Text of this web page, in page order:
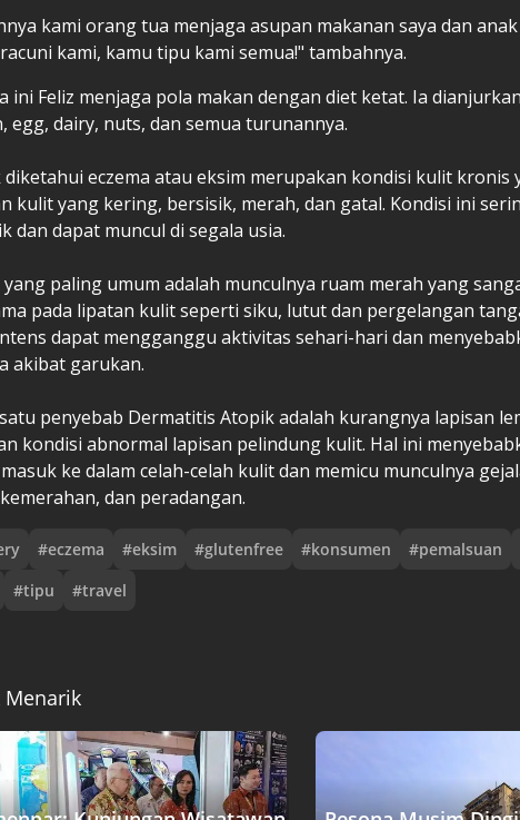
kami orang tua menjaga asupan makanan saya dan anak
kami, kamu tipu kami semua!" tambahnya.
ini Feliz menjaga pola makan dengan diet ketat. Ia
egg, dairy, nuts, dan semua turunannya.
eczema atau eksim merupakan kondisi kulit kronis
kulit yang kering, bersisik, merah, dan gatal. Kondisi ini
dan dapat muncul di segala usia.
yang paling umum adalah munculnya ruam merah yang
pada lipatan kulit seperti siku, lutut dan pergelangan
dapat mengganggu aktivitas sehari-hari dan
akibat garukan.
penyebab Dermatitis Atopik adalah kurangnya lapisan
kondisi abnormal lapisan pelindung kulit. Hal ini
ke dalam celah-celah kulit dan memicu munculnya
dan peradangan.
#eczema #eksim #glutenfree #konsumen #pemalsuan
#tipu #travel
Menarik